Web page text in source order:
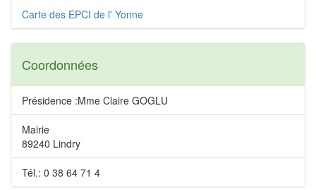
Carte des EPCI de l' Yonne
Coordonnées
Présidence :Mme Claire GOGLU
Mairie
89240 Lindry
Tél.: 0 38 64 71 4